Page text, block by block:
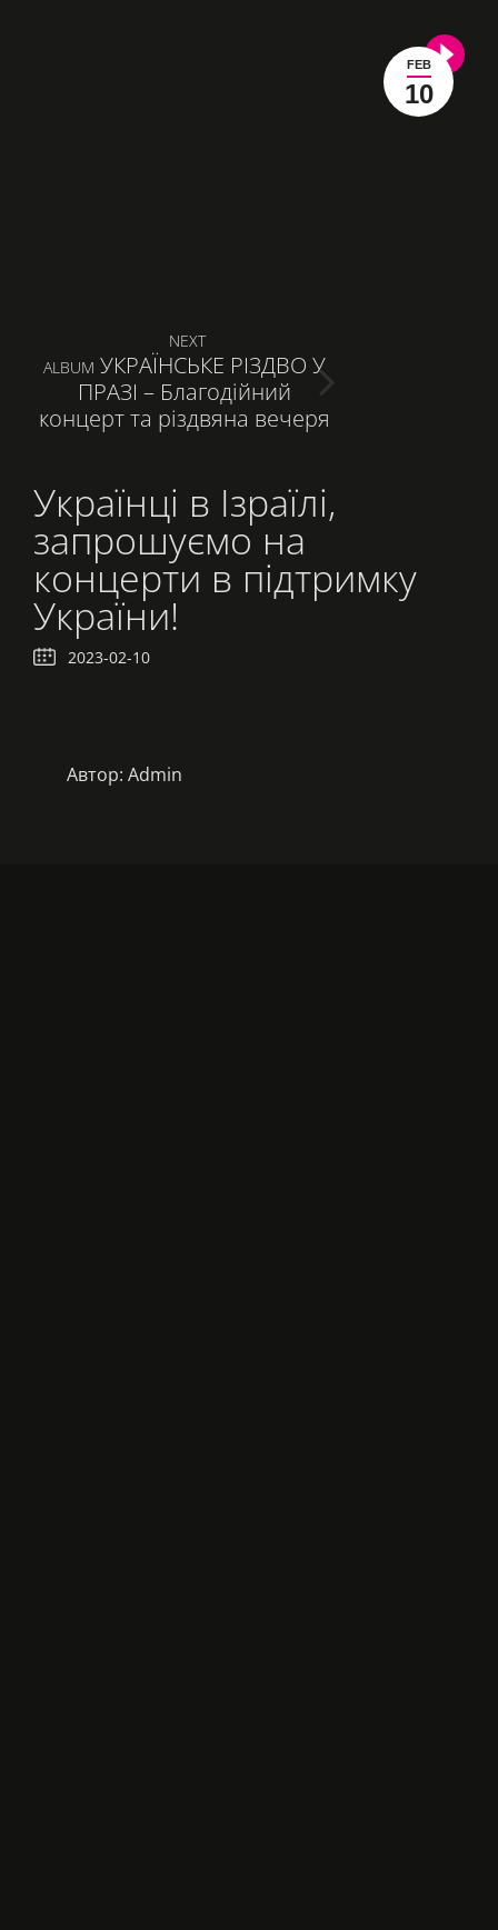
FEB
10
Навигация
по
записям
NEXT
ALBUM СЛЕДУЮЩАЯ
ЗАПИСЬ:
УКРАЇНСЬКЕ РІЗДВО У
ПРАЗІ – Благодійний
концерт та різдвяна вечеря
Українці в Ізраїлі,
запрошуємо на
концерти в підтримку
України!
2023-02-10
Автор: Admin